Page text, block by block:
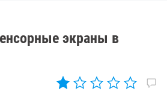
экраны в